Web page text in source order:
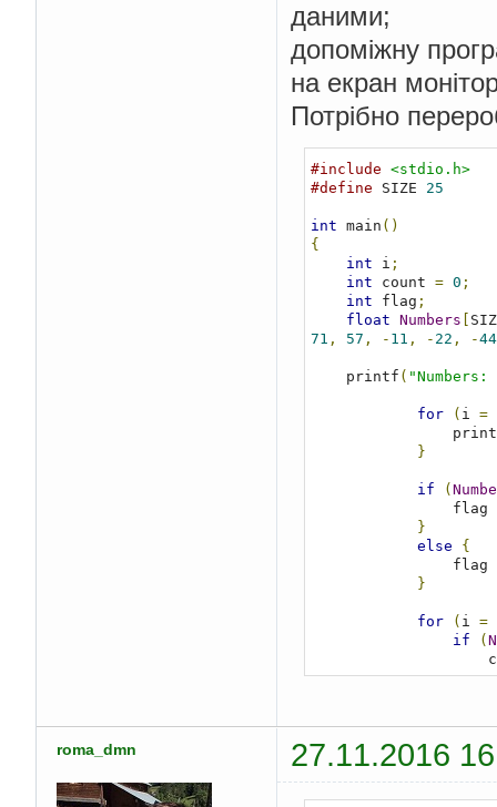
даними;
допоміжну
на екран
Потрібно
#include <stdio.h>
#define SIZE 25
int main ()
{
int i ;
int count = 0 ;
int flag ;
float Numbers
71 , 57 , - 11 , - 22 , -44
    printf
(
for ( i =
}
if (
                flag
}
else
{
                flag
}
for ( i =
if
(
roma_dmn 27.11.2016